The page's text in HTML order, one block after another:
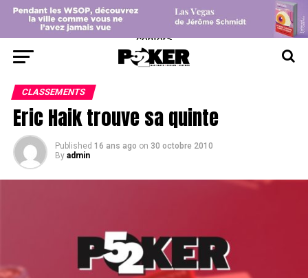
center>
CLASSEMENTS
Eric Haik trouve sa quinte
Published 16 ans ago on 30 octobre 2010
By admin